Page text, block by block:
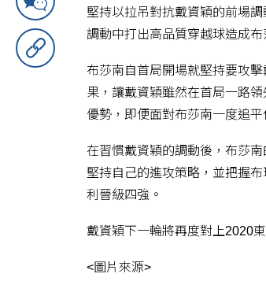
堅持以拉吊對抗戴資穎的前場
調動中打出高品質穿越球造成
布莎南自首局開場就堅持要攻
果，讓戴資穎雖然在首局一路
優勢，即便面對布莎南一度追
在習慣戴資穎的調動後，布莎
堅持自己的進攻策略，並把握
利晉級四強。
戴資穎下一輪將再度對上2020
<圖片來源>